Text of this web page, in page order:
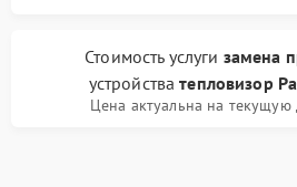
Стоимость услуги замена
устройстватепловизор
Цена актуальна на текущую